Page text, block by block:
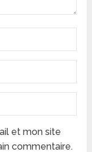
et mon site
commentaire.